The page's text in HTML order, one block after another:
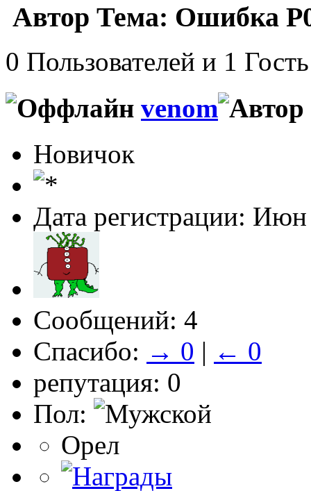
Автор Тема: Ошибка
0 Пользователей и 1
venom
Новичок
Дата регистрации:
Сообщений: 4
Спасибо: → 0 | ← 0
репутация: 0
Пол:
Орел